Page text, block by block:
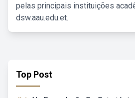
pelas principais instituições
dsw.aau.edu.et.
Top Post